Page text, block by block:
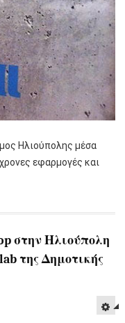
Ηλιούπολης μέσα
εφαρμογές και
στην Ηλιούπολη
της Δημοτικής